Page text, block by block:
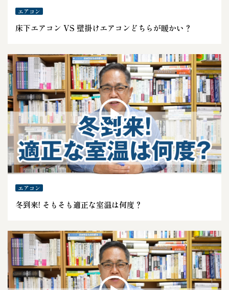
エアコン
床下エアコン VS 壁掛けエアコンどちらが暖かい？
エアコン
冬到来! そもそも適正な室温は何度？